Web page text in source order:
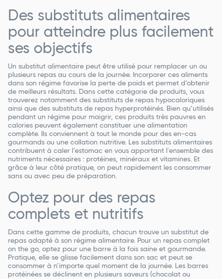
Des substituts alimentaires
pour atteindre plus facilement
ses objectifs
Un substitut alimentaire peut être utilisé pour remplacer un ou
plusieurs repas au cours de la journée. Incorporer ces aliments
dans son régime favorise la perte de poids et permet d’obtenir
de meilleurs résultats. Dans cette catégorie de produits, vous
trouverez notamment des substituts de repas hypocaloriques
ainsi que des substituts de repas hyperprotéinés. Bien qu’utilisés
pendant un régime pour maigrir, ces produits très pauvres en
calories peuvent également constituer une alimentation
complète. Ils conviennent à tout le monde pour des en-cas
gourmands ou une collation nutritive. Les substituts alimentaires
contribuent à caler l’estomac en vous apportant l'ensemble des
nutriments nécessaires : protéines, minéraux et vitamines. Et
grâce à leur côté pratique, on peut rapidement les consommer
sans ou avec peu de préparation.
Optez pour des repas
complets et nutritifs
Dans cette gamme de produits, chacun trouve un substitut de
repas adapté à son régime alimentaire. Pour un repas complet
on the go, optez pour une barre à la fois saine et gourmande.
Pratique, elle se glisse facilement dans son sac et peut se
consommer à n’importe quel moment de la journée. Les barres
protéinées se déclinent en plusieurs saveurs (chocolat ou